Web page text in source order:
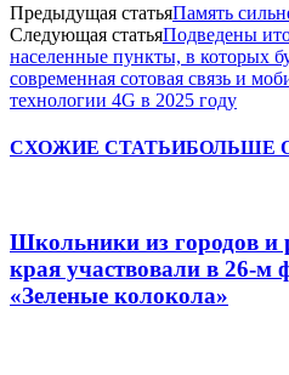
Предыдущая статьяПамять
Следующая статьяПодведены
населенные пункты, в которых
современная сотовая связь и
технологии 4G в 2025 году
СХОЖИЕ СТАТЬИБОЛЬШЕ
Школьники из городов и
края участвовали в 26-м
«Зеленые колокола»